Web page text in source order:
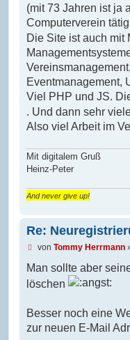
e
n
r
B
e
i
t
r
a
g
(mit 73 Jahren ist ja
Computerverein
Die Site ist auch mit
Eventmanagement,
Viel PHP und JS.
. Und dann sehr
Also viel Arbeit im
Mit digitalem Gruß
Heinz-Peter
And never give up!
Re:
U
g
l
e
n
e
von Tommy Herrmann
Man sollte aber
löschen
Besser noch eine
zur neuen E-Mail